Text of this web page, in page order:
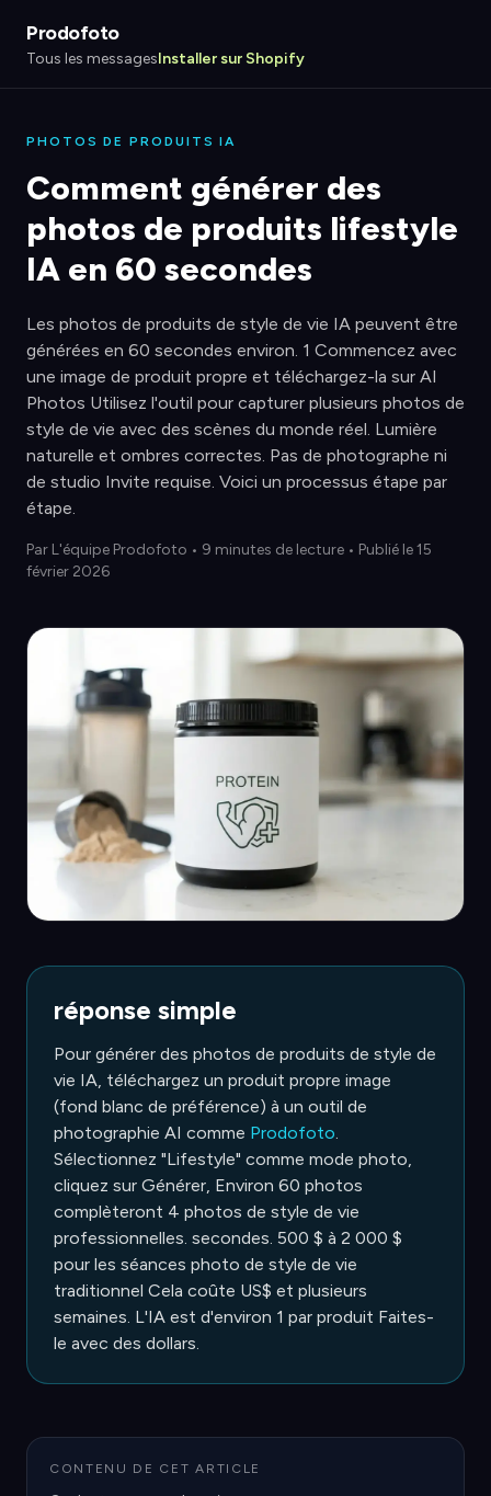
Prodofoto
Tous les messagesInstaller sur Shopify
PHOTOS DE PRODUITS IA
Comment générer des
photos de produits lifestyle
IA en 60 secondes
Les photos de produits de style de vie IA peuvent être
générées en 60 secondes environ. 1 Commencez avec
une image de produit propre et téléchargez-la sur AI
Photos Utilisez l'outil pour capturer plusieurs photos de
style de vie avec des scènes du monde réel. Lumière
naturelle et ombres correctes. Pas de photographe ni
de studio Invite requise. Voici un processus étape par
étape.
Par L'équipe Prodofoto • 9 minutes de lecture • Publié le 15
février 2026
réponse simple
Pour générer des photos de produits de style de
vie IA, téléchargez un produit propre image
(fond blanc de préférence) à un outil de
photographie AI comme Prodofoto.
Sélectionnez "Lifestyle" comme mode photo,
cliquez sur Générer, Environ 60 photos
complèteront 4 photos de style de vie
professionnelles. secondes. 500 $ à 2 000 $
pour les séances photo de style de vie
traditionnel Cela coûte US$ et plusieurs
semaines. L'IA est d'environ 1 par produit Faites-
le avec des dollars.
CONTENU DE CET ARTICLE